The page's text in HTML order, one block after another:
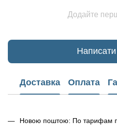
Додайте
Написати
Доставка Оплата
Новою поштою: По тарифам